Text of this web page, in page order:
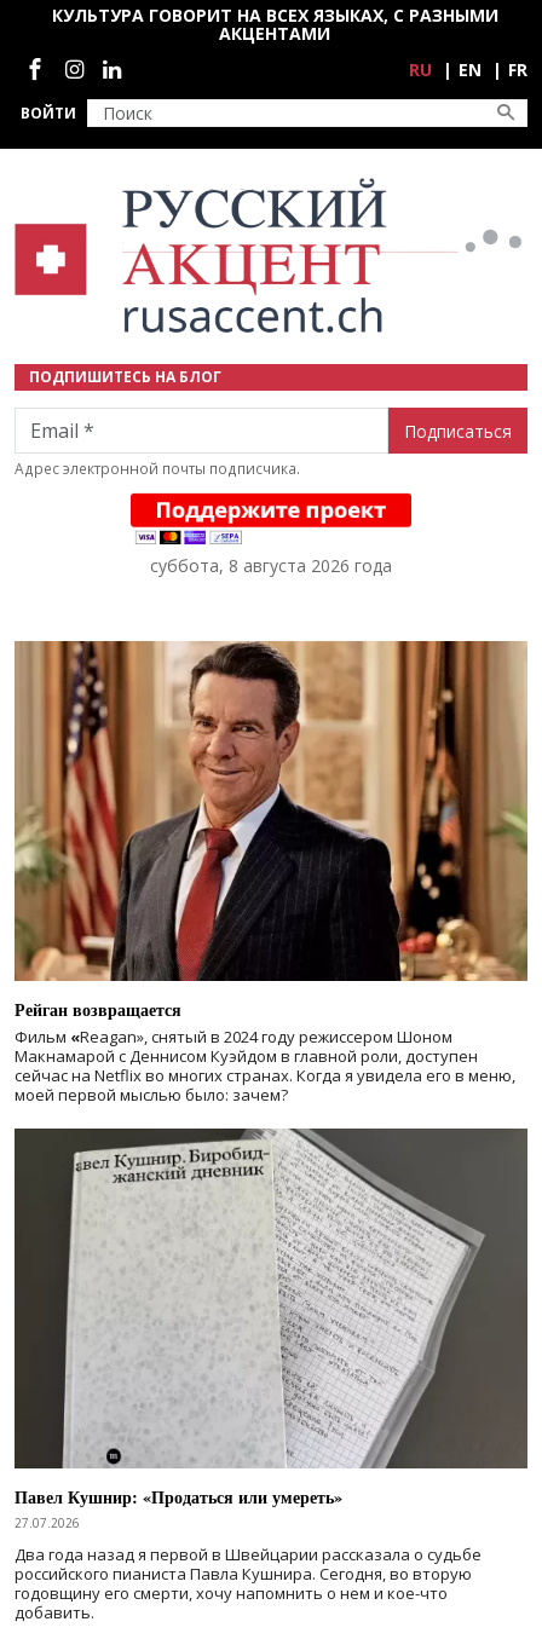
Перейти к основному содержанию
ВОЙТИ
КУЛЬТУРА ГОВОРИТ НА ВСЕХ ЯЗЫКАХ, С РАЗНЫМИ
АКЦЕНТАМИ
Социальные сети
RU EN FR
ПОДПИШИТЕСЬ НА БЛОГ
Email
Адрес электронной почты подписчика.
суббота, 8 августа 2026 года
Рейган возвращается
Фильм «Reagan», снятый в 2024 годурежиссером Шоном
Макнамарой с Деннисом Куэйдом в главной роли, доступен
сейчас на Netflix во многих странах. Когда я увидела его в меню,
моей первой мыслью было: зачем?
Павел Кушнир: «Продаться или умереть»
27.07.2026
Два года назад я первой в Швейцарии рассказала о судьбе
российского пианиста Павла Кушнира. Сегодня, во вторую
годовщину его смерти, хочу напомнить о нем и кое-что
добавить.